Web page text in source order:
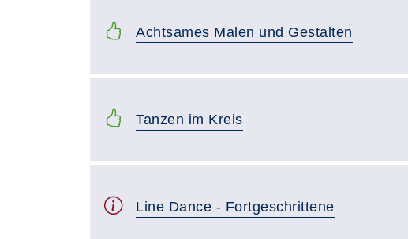
Achtsames Malen und Gestalten
Tanzen im Kreis
Line Dance - Fortgeschrittene